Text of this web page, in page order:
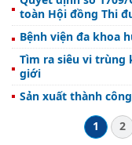
toàn Hội đồng Thi
Bệnh viện đa khoa
Tìm ra siêu vi trùng
giới
Sản xuất thành
1
2